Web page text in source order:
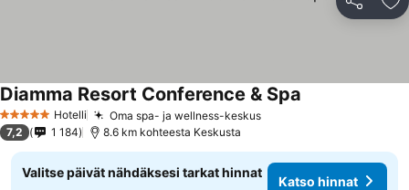
Jaa
5 Tähtiluokitus
Hotelli Oma spa- ja wellness-keskusKatso hinnat
Diamma Resort Conference & Spa
7,2 1 184 8.6 km kohteesta Keskusta
Valitse päivät nähdäksesi tarkat hinnat
Katso hinnat